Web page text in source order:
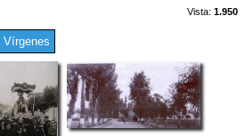
Vista: 1.950
Vírgenes